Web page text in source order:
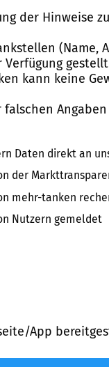
der Hinweise
(Name,
Verfügung
kann keine
falschen
Daten direkt an
der
mehr-tanken
Nutzern gemeldet
App